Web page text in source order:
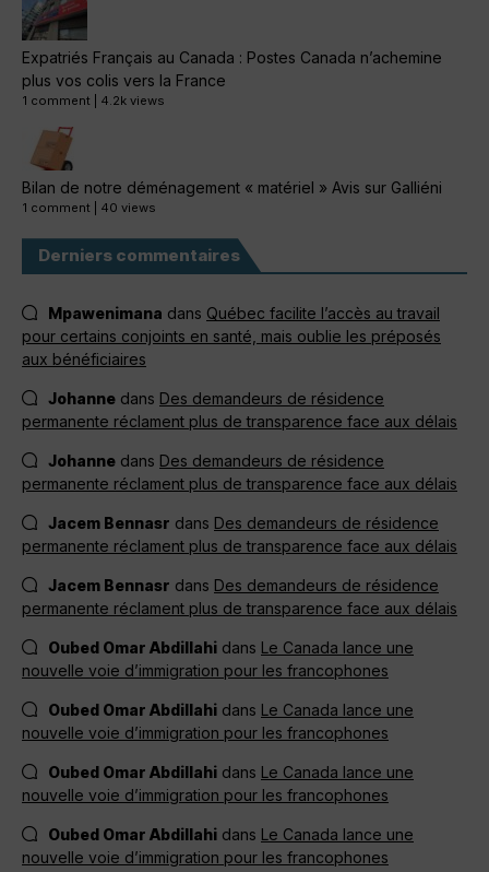
Expatriés Français au Canada : Postes Canada n’achemine
plus vos colis vers la France
1 comment 4.2k views
Bilan de notre déménagement « matériel » Avis sur Galliéni
1 comment 40 views
Derniers commentaires
Mpawenimana dans Québec facilite l’accès au travail
pour certains conjoints en santé, mais oublie les préposés
aux bénéficiaires
Johanne dans Des demandeurs de résidence
permanente réclament plus de transparence face aux délais
Johanne dans Des demandeurs de résidence
permanente réclament plus de transparence face aux délais
Jacem Bennasr dans Des demandeurs de résidence
permanente réclament plus de transparence face aux délais
Jacem Bennasr dans Des demandeurs de résidence
permanente réclament plus de transparence face aux délais
Oubed Omar Abdillahi dans Le Canada lance une
nouvelle voie d’immigration pour les francophones
Oubed Omar Abdillahi dans Le Canada lance une
nouvelle voie d’immigration pour les francophones
Oubed Omar Abdillahi dans Le Canada lance une
nouvelle voie d’immigration pour les francophones
Oubed Omar Abdillahi dans Le Canada lance une
nouvelle voie d’immigration pour les francophones